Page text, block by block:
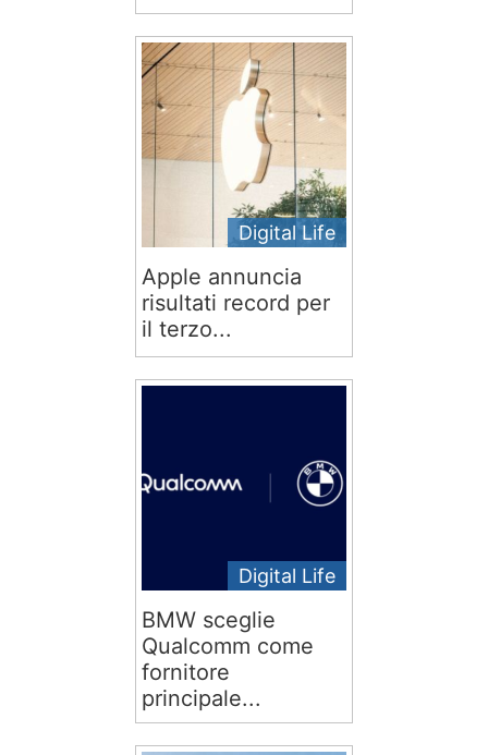
Digital Life
Apple annuncia
risultati record per
il terzo...
Digital Life
BMW sceglie
Qualcomm come
fornitore
principale...